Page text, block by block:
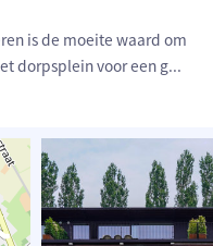
is de moeite waard om
dorpsplein voor een g...